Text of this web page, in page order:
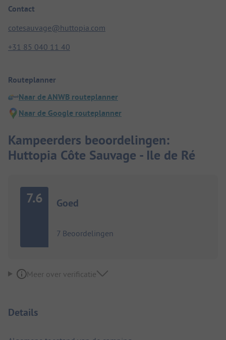
Contact
cotesauvage@huttopia.com
+31 85 040 11 40
Routeplanner
Naar de ANWB routeplanner
Naar de Google routeplanner
Kampeerders beoordelingen:
Huttopia Côte Sauvage - Ile de Ré
7.6 Goed
7 Beoordelingen
Meer over verificatie
Details